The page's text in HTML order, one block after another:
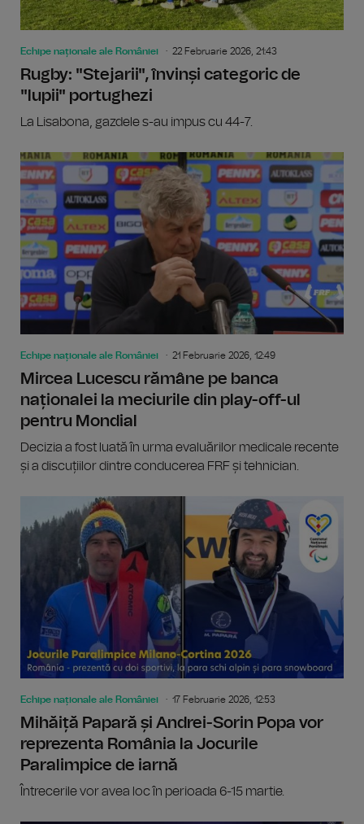
Echipe naționale ale României 22 Februarie 2026, 21:43
Rugby: "Stejarii", învinși categoric de
"lupii" portughezi
La Lisabona, gazdele s-au impus cu 44-7.
Echipe naționale ale României 21 Februarie 2026, 12:49
Mircea Lucescu rămâne pe banca
naționalei la meciurile din play-off-ul
pentru Mondial
Decizia a fost luată în urma evaluărilor medicale recente
și a discuțiilor dintre conducerea FRF și tehnician.
Echipe naționale ale României 17 Februarie 2026, 12:53
Mihăiță Papară și Andrei-Sorin Popa vor
reprezenta România la Jocurile
Paralimpice de iarnă
Întrecerile vor avea loc în perioada 6-15 martie.